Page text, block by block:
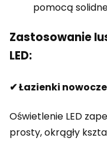
pomocą
Zastosowanie
LED:
✔ Łazienki
Oświetlenie LED
prosty, okrągły